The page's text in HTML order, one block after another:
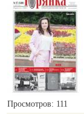
Просмотров: 111